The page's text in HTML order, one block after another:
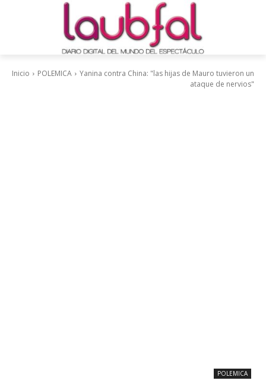
Inicio POLEMICA
Yanina contra China: "las hijas de Mauro tuvieron un
ataque de nervios"
POLEMICA